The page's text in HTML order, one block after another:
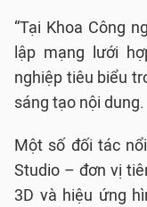
“Tại Khoa Công
lập mạng lưới
nghiệp tiêu biểu
sáng tạo nội dung.
Một số đối tác
Studio – đơn vị
3D và hiệu ứng